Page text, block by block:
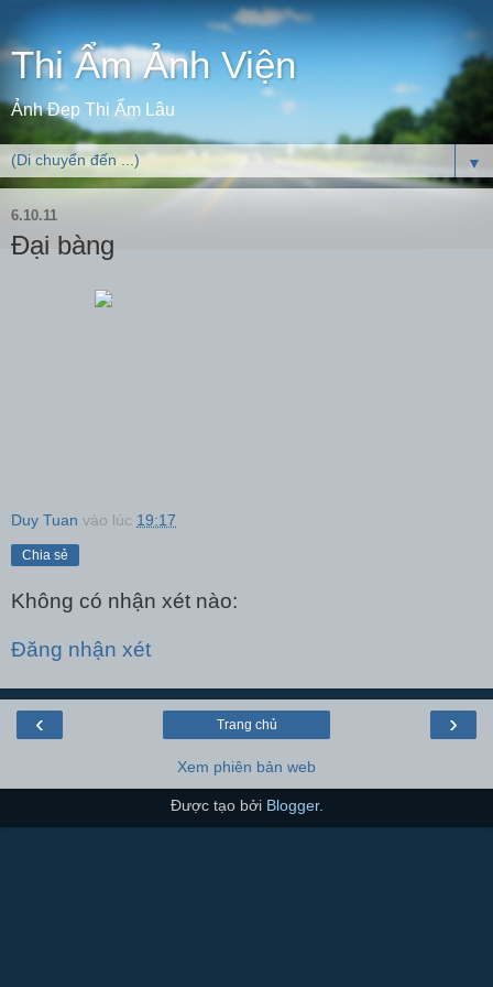
Thi Ẩm Ảnh Viện
Ảnh Đẹp Thi Ẩm Lâu
▼
6.10.11
Đại bàng
Duy Tuan vào lúc 19:17
Chia sẻ
Không có nhận xét nào:
Đăng nhận xét
‹ ›
Trang chủ
Xem phiên bản web
Được tạo bởi Blogger.